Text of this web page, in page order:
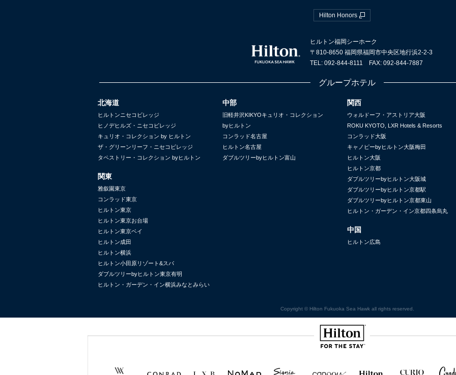
Hilton Honors
ヒルトン福岡シーホーク
〒810-8650 福岡県福岡市中央区地行浜2-2-3
TEL: 092-844-8111 FAX: 092-844-7887
グループホテル
北海道
ヒルトンニセコビレッジ
ヒノデヒルズ・ニセコビレッジ
キュリオ・コレクション by ヒルトン
ザ・グリーンリーフ・ニセコビレッジ
タペストリー・コレクション byヒルトン
関東
雅叙園東京
コンラッド東京
ヒルトン東京
ヒルトン東京お台場
ヒルトン東京ベイ
ヒルトン成田
ヒルトン横浜
ヒルトン小田原リゾート&スパ
ダブルツリーbyヒルトン東京有明
ヒルトン・ガーデン・イン横浜みなとみらい
中部
旧軽井沢KIKYOキュリオ・コレクション
byヒルトン
コンラッド名古屋
ヒルトン名古屋
ダブルツリーbyヒルトン富山
関西
ウォルドーフ・アストリア大阪
ROKU KYOTO, LXR Hotels & Resorts
コンラッド大阪
キャノピーbyヒルトン大阪梅田
ヒルトン大阪
ヒルトン京都
ダブルツリーbyヒルトン大阪城
ダブルツリーbyヒルトン京都駅
ダブルツリーbyヒルトン京都東山
ヒルトン・ガーデン・イン京都四条烏丸
中国
ヒルトン広島
Copyright © Hilton Fukuoka Sea Hawk all rights reserved.
Hilton
Astoria
Hotels
Collection